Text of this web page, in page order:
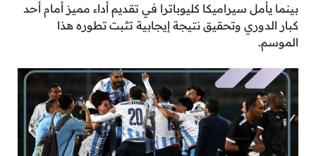
بينما يأمل سيراميكا كليوباترا في تقديم أداء مميز أمام أحد
كبار الدوري وتحقيق نتيجة إيجابية تثبت تطوره هذا
الموسم.